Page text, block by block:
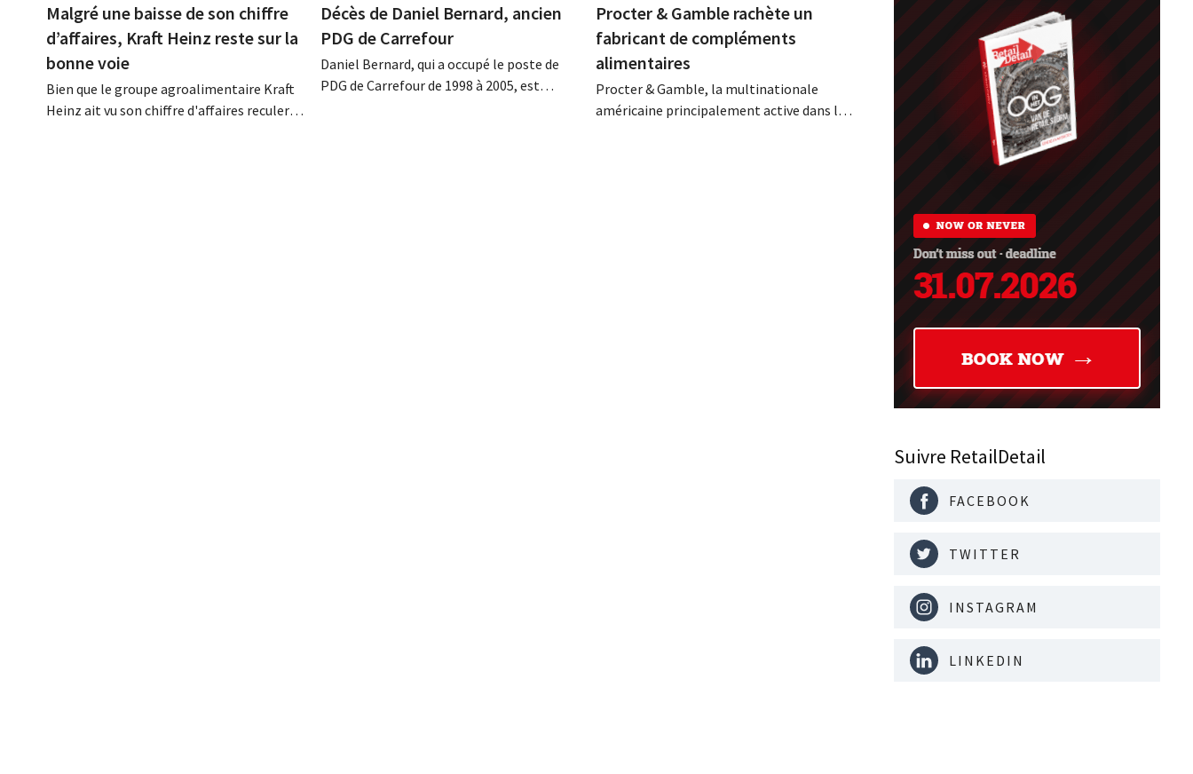
Malgré une baisse de son chiffre
d’affaires, Kraft Heinz reste sur la
bonne voie
Bien que le groupe agroalimentaire Kraft
Heinz ait vu son chiffre d'affaires reculer
Décès de Daniel Bernard, ancien
PDG de Carrefour
Daniel Bernard, qui a occupé le poste de
PDG de Carrefour de 1998 à 2005, est
Procter & Gamble rachète un
fabricant de compléments
alimentaires
Procter & Gamble, la multinationale
américaine principalement active dans le
Suivre RetailDetail
FACEBOOK
TWITTER
INSTAGRAM
LINKEDIN